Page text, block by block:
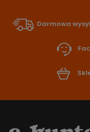
Darmowa